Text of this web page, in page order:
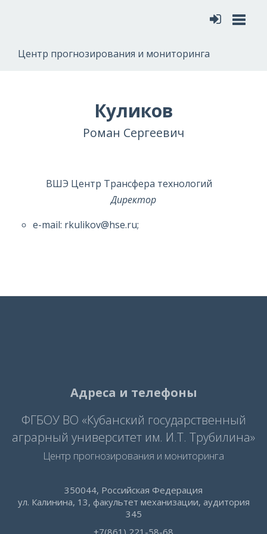
Центр прогнозирования и мониторинга
Куликов
Роман Сергеевич
ВШЭ Центр Трансфера технологий
Директор
e-mail: rkulikov@hse.ru;
Адреса и телефоны
ФГБОУ ВО «Кубанский государственный
аграрный университет им. И.Т. Трубилина»
Центр прогнозирования и мониторинга
350044, Российская Федерация
ул. Калинина, 13, факультет механизации, аудитория
345
+7(861) 221-58-68